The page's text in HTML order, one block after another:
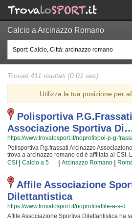
Calcio a Arcinazzo Romano
Trovati 411 risultati (0.01 sec)
Utilizza la tua posizione per
Polisportiva
Associazione Sportiva
https://www.trovalosport.it/noprofit/pol-p-g-
Polisportiva P.g.frassati Arcinazzo
trova a arcinazzo romano ed è affiliata al CSI.
quella di promuovere il calcio a 5
ragazzi. Polisportiva P.g.frassati Arcinazzo
Dilettantistica è radicata nella comunità di
generazioni di atleti, accompagnandoli in tutto
maturazione tipico degli sport di squadra. I
i più esperti e qualificati della zona e sono
sviluppare il talento dei bambini che iniziano a
vogliono raggiungere livelli di eccellenza. Per
P.g.frassati Arcinazzo Associazione Sportiva
CSI | Calcio a 5 | Arcinazzo Romano |
Affile Associazione
Dilettantistica
https://www.trovalosport.it/noprofit/affile-a-s-d
Affile Associazione Sportiva Dilettantistica ha